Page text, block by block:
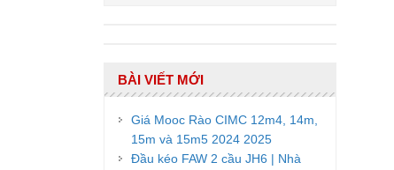
BÀI VIẾT MỚI
Giá Mooc Rào CIMC 12m4, 14m,
15m và 15m5 2024 2025
Đầu kéo FAW 2 cầu JH6 | Nhà